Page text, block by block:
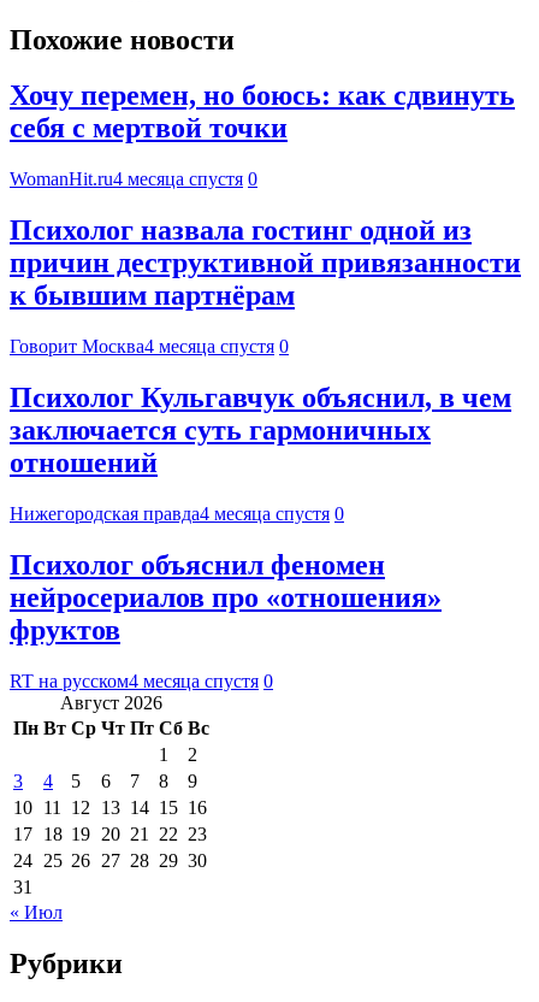
Похожие новости
Хочу перемен, но боюсь: как сдвинуть
себя с мертвой точки
WomanHit.ru4 месяца спустя 0
Психолог назвала гостинг одной из
причин деструктивной привязанности
к бывшим партнёрам
Говорит Москва4 месяца спустя 0
Психолог Кульгавчук объяснил, в чем
заключается суть гармоничных
отношений
Нижегородская правда4 месяца спустя 0
Психолог объяснил феномен
нейросериалов про «отношения»
фруктов
RT на русском4 месяца спустя 0
Август 2026
Пн Вт Ср Чт Пт Сб Вс
1
2
3
4 5 6 7 8
9
10 11 12 13 14 15 16
17 18 19 20 21 22 23
24 25 26 27 28 29 30
31
« Июл
Рубрики